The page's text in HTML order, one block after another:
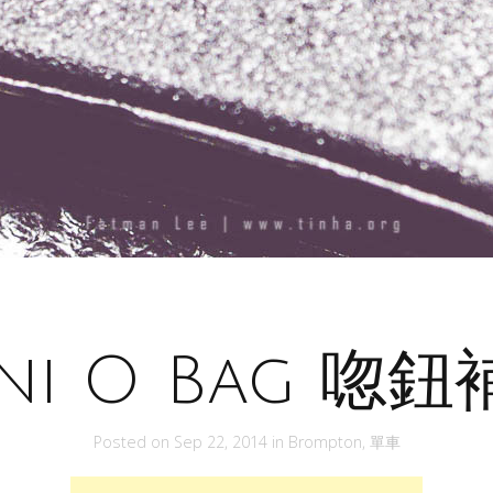
O Bag 唿鈕
Posted on Sep 22, 2014 in Brompton, 單車